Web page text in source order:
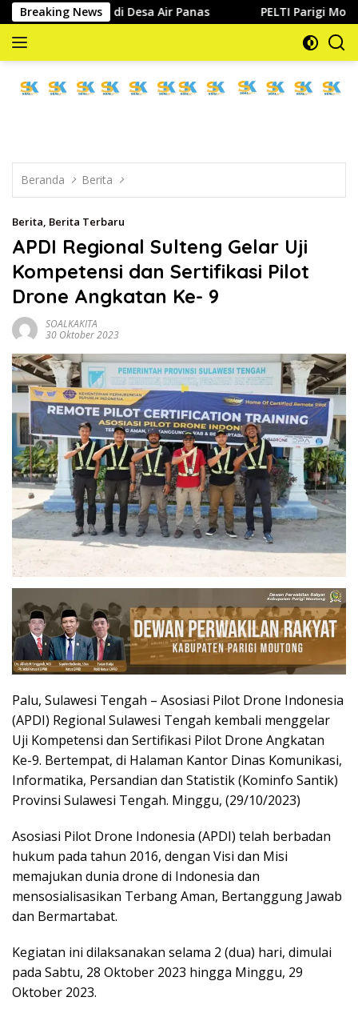
Langsung
ke
konten
Breaking News
di Desa Air Panas PELTI Parigi Moutong
mengabarkan
Beranda Berita
Berita, Berita Terbaru
APDI Regional Sulteng Gelar Uji
Kompetensi dan Sertifikasi Pilot
Drone Angkatan Ke- 9
SOALKAKITA
30 Oktober 2023
Palu, Sulawesi Tengah – Asosiasi Pilot Drone Indonesia
(APDI) Regional Sulawesi Tengah kembali menggelar
Uji Kompetensi dan Sertifikasi Pilot Drone Angkatan
Ke-9. Bertempat, di Halaman Kantor Dinas Komunikasi,
Informatika, Persandian dan Statistik (Kominfo Santik)
Provinsi Sulawesi Tengah. Minggu, (29/10/2023)
Asosiasi Pilot Drone Indonesia (APDI) telah berbadan
hukum pada tahun 2016, dengan Visi dan Misi
memajukan dunia drone di Indonesia dan
mensosialisasikan Terbang Aman, Bertanggung Jawab
dan Bermartabat.
Kegiatan ini dilaksanakan selama 2 (dua) hari, dimulai
pada Sabtu, 28 Oktober 2023 hingga Minggu, 29
Oktober 2023.